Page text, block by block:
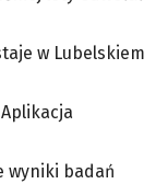
w Lubelskiem
wyniki badań